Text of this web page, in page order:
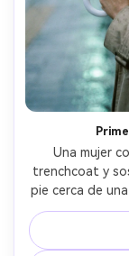
Una mujer
trenchcoat y
pie cerca de
Superia
contraste suave
apretado